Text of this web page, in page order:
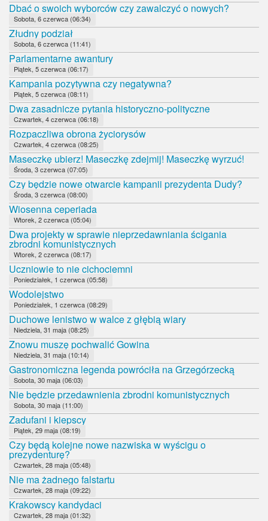
Dbać o swoich wyborców czy zawalczyć o nowych?
Sobota, 6 czerwca (06:34)
Złudny podział
Sobota, 6 czerwca (11:41)
Parlamentarne awantury
Piątek, 5 czerwca (06:17)
Kampania pozytywna czy negatywna?
Piątek, 5 czerwca (08:11)
Dwa zasadnicze pytania historyczno-polityczne
Czwartek, 4 czerwca (06:18)
Rozpaczliwa obrona życiorysów
Czwartek, 4 czerwca (08:25)
Maseczkę ubierz! Maseczkę zdejmij! Maseczkę wyrzuć!
Środa, 3 czerwca (07:05)
Czy będzie nowe otwarcie kampanii prezydenta Dudy?
Środa, 3 czerwca (08:00)
Wiosenna ceperiada
Wtorek, 2 czerwca (05:04)
Dwa projekty w sprawie nieprzedawniania ścigania
zbrodni komunistycznych
Wtorek, 2 czerwca (08:17)
Uczniowie to nie cichociemni
Poniedziałek, 1 czerwca (05:58)
Wodolejstwo
Poniedziałek, 1 czerwca (08:29)
Duchowe lenistwo w walce z głębią wiary
Niedziela, 31 maja (08:25)
Znowu muszę pochwalić Gowina
Niedziela, 31 maja (10:14)
Gastronomiczna legenda powróciła na Grzegórzecką
Sobota, 30 maja (06:03)
Nie będzie przedawnienia zbrodni komunistycznych
Sobota, 30 maja (11:00)
Zadufani i kiepscy
Piątek, 29 maja (08:19)
Czy będą kolejne nowe nazwiska w wyścigu o
prezydenturę?
Czwartek, 28 maja (05:48)
Nie ma żadnego falstartu
Czwartek, 28 maja (09:22)
Krakowscy kandydaci
Czwartek, 28 maja (01:32)